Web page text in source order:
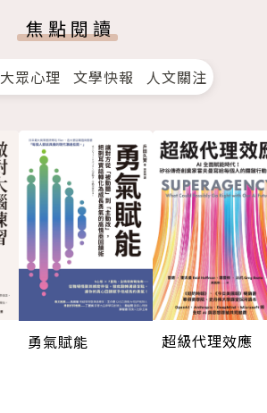
焦點閱讀
大眾心理 文學快報 人文關注
勇氣賦能 超級代理效應